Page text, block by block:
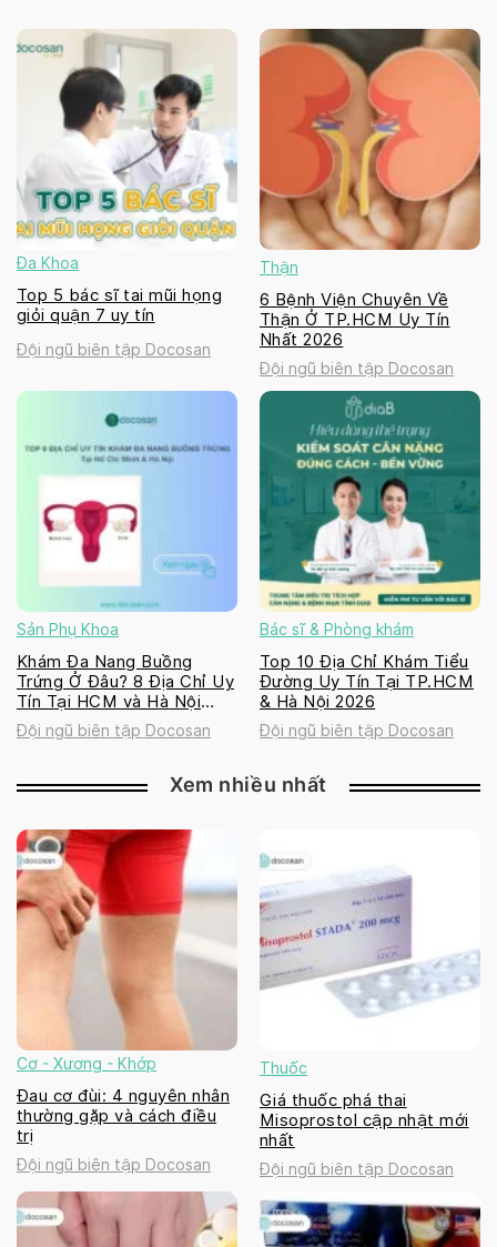
Đa Khoa
Top 5 bác sĩ tai mũi họng
giỏi quận 7 uy tín
Đội ngũ biên tập Docosan
Thận
6 Bệnh Viện Chuyên Về
Thận Ở TP.HCM Uy Tín
Nhất 2026
Đội ngũ biên tập Docosan
Sản Phụ Khoa
Khám Đa Nang Buồng
Trứng Ở Đâu? 8 Địa Chỉ Uy
Tín Tại HCM và Hà Nội
2026
Đội ngũ biên tập Docosan
Bác sĩ & Phòng khám
Top 10 Địa Chỉ Khám Tiểu
Đường Uy Tín Tại TP.HCM
& Hà Nội 2026
Đội ngũ biên tập Docosan
Xem nhiều nhất
Cơ - Xương - Khớp
Đau cơ đùi: 4 nguyên nhân
thường gặp và cách điều
trị
Đội ngũ biên tập Docosan
Thuốc
Giá thuốc phá thai
Misoprostol cập nhật mới
nhất
Đội ngũ biên tập Docosan